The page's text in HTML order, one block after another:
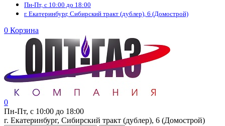
Пн-Пт, с 10:00 до 18:00
г. Екатеринбург, Сибирский тракт (дублер), 6 (Домострой)
0 Корзина
0
Пн-Пт, с 10:00 до 18:00
г. Екатеринбург, Сибирский тракт (дублер), 6 (Домострой)